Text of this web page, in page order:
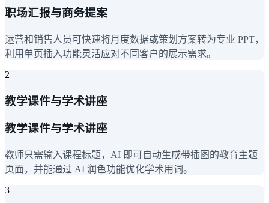
职场汇报与商务提案
运营和销售人员可快速将月度数据或策划方案转为专业 PPT，
利用单页插入功能灵活应对不同客户的展示需求。
2
教学课件与学术讲座
教学课件与学术讲座
教师只需输入课程标题，AI 即可自动生成带插图的教育主题
页面，并能通过 AI 润色功能优化学术用词。
3